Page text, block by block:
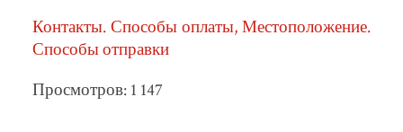
Контакты. Способы оплаты, Местоположение.
Способы отправки
Просмотров: 1 147